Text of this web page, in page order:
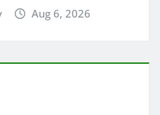
Aug 6, 2026